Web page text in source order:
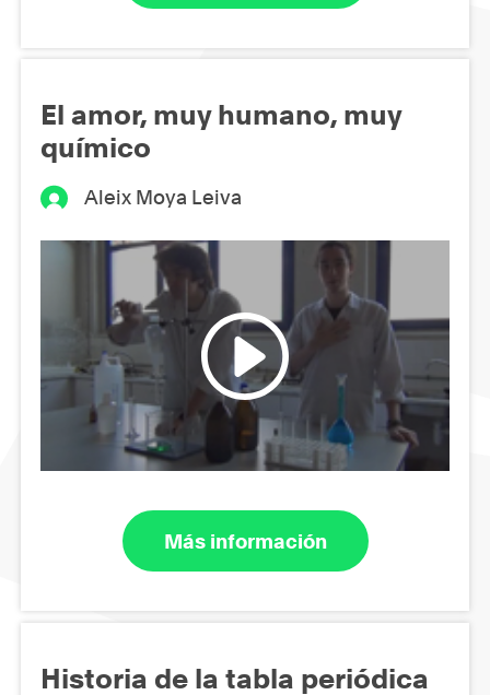
El amor, muy humano, muy
químico
Aleix Moya Leiva
Más información
Historia de la tabla periódica